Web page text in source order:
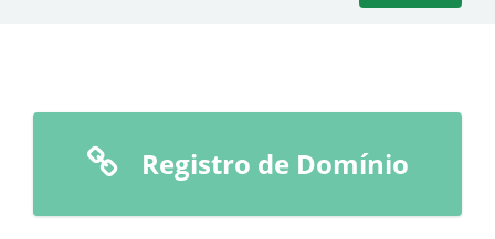
Registro de Domínio